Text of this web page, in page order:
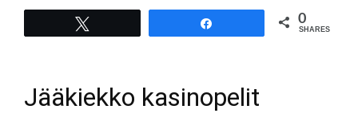
0
SHARES
Jääkiekko kasinopelit